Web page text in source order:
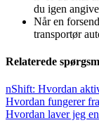
du igen
Når en
transportør
Relaterede
nShift: Hvordan
Hvordan fungerer
Hvordan laver jeg